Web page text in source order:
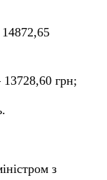
13728,60 грн;
з